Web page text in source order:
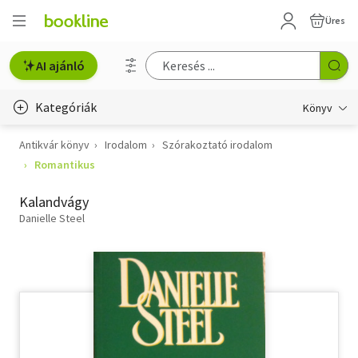
Üres
AI ajánló
Kategóriák Könyv
Életmód, egészség
Gyermek- és ifjúsági
Hobbi, szabadidő
Antikvár könyv Irodalom
Szórakoztató irodalom
Romantikus
Kalandvágy
Danielle Steel